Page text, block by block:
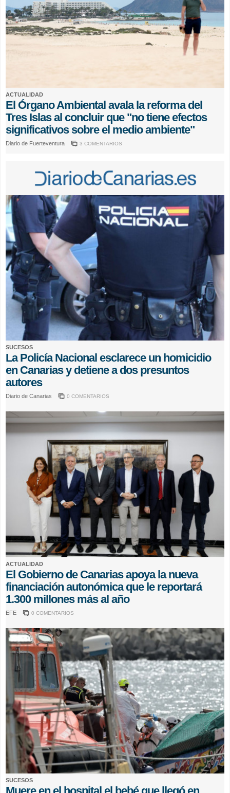
ACTUALIDAD
El Órgano Ambiental avala la reforma del
Tres Islas al concluir que "no tiene efectos
significativos sobre el medio ambiente"
Diario de Fuerteventura 3 COMENTARIOS
SUCESOS
La Policía Nacional esclarece un homicidio
en Canarias y detiene a dos presuntos
autores
Diario de Canarias 0 COMENTARIOS
ACTUALIDAD
El Gobierno de Canarias apoya la nueva
financiación autonómica que le reportará
1.300 millones más al año
EFE 0 COMENTARIOS
SUCESOS